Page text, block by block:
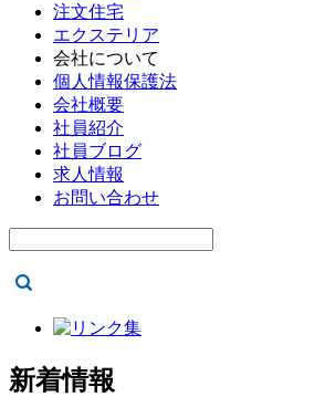
注文住宅
エクステリア
会社について
個人情報保護法
会社概要
社員紹介
社員ブログ
求人情報
お問い合わせ
新着情報